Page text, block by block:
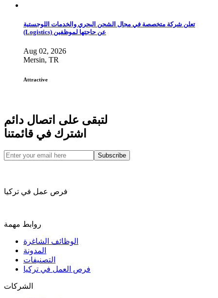
تعلن شركة متخصصة في مجال الشحن البحري والخدمات اللوجستية
(Logistics) عن حاجتها لموظفين
Aug 02, 2026
Mersin, TR
Attractive
لتبقى على اتصال دائم
اشترك في قائمتنا
Subscribe
فرص عمل في تركيا
روابط مهمة
الوظائف الشاغرة
المدونة
التصنيفات
فرص العمل في تركيا
الشركات